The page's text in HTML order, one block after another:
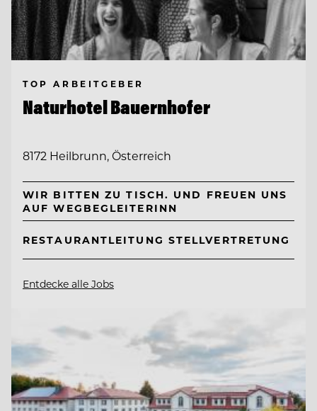
TOP ARBEITGEBER
Naturhotel Bauernhofer
8172 Heilbrunn, Österreich
WIR BITTEN ZU TISCH. UND FREUEN UNS
AUF WEGBEGLEITERINN
RESTAURANTLEITUNG STELLVERTRETUNG
Entdecke alle Jobs